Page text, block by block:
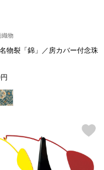
リュック･バッ
その他
織物
物裂「錦」／房カバー付念珠